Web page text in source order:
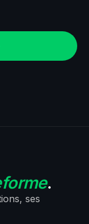
.
ses